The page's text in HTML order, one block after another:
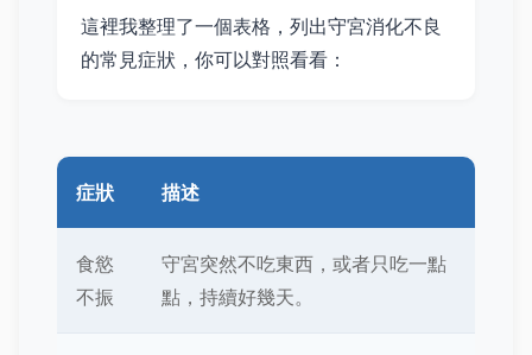
這裡我整理了一個表格，列出守宮消化不良
的常見症狀，你可以對照看看：
症狀 描述
食慾
不振
守宮突然不吃東西，或者只吃一點
點，持續好幾天。